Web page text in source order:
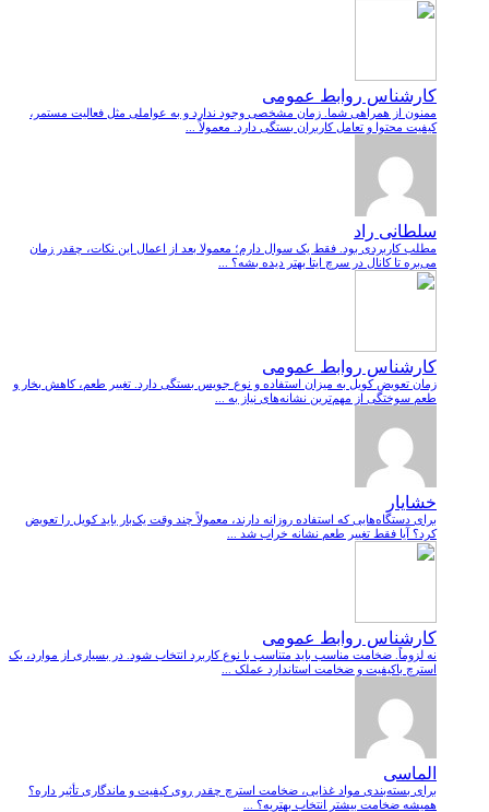
کارشناس روابط عمومی
ممنون از همراهی شما. زمان مشخصی وجود ندارد و به عواملی مثل فعالیت مستمر،
کیفیت محتوا و تعامل کاربران بستگی دارد. معمولاً ...
سلطانی راد
مطلب کاربردی بود. فقط یک سوال دارم؛ معمولا بعد از اعمال این نکات، چقدر زمان
می‌بره تا کانال در سرچ ایتا بهتر دیده بشه؟ ...
کارشناس روابط عمومی
زمان تعویض کویل به میزان استفاده و نوع جویس بستگی دارد. تغییر طعم، کاهش بخار و
طعم سوختگی از مهم‌ترین نشانه‌های نیاز به ...
خشایار
برای دستگاه‌هایی که استفاده روزانه دارند، معمولاً چند وقت یک‌بار باید کویل را تعویض
کرد؟ آیا فقط تغییر طعم نشانه خراب شد ...
کارشناس روابط عمومی
نه لزوماً. ضخامت مناسب باید متناسب با نوع کاربرد انتخاب شود. در بسیاری از موارد، یک
استرچ باکیفیت و ضخامت استاندارد عملک ...
الماسی
برای بسته‌بندی مواد غذایی، ضخامت استرچ چقدر روی کیفیت و ماندگاری تأثیر داره؟
همیشه ضخامت بیشتر انتخاب بهتریه؟ ...